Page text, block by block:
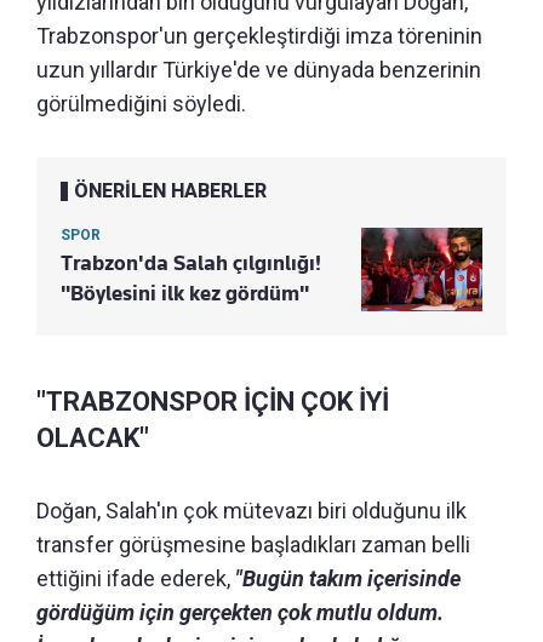
Trabzonspor'un gerçekleştirdiği imza töreninin
uzun yıllardır Türkiye'de ve dünyada benzerinin
görülmediğini söyledi.
ÖNERİLEN HABERLER
SPOR
Trabzon'da Salah çılgınlığı!
"Böylesini ilk kez gördüm"
"TRABZONSPOR İÇİN ÇOK İYİ
OLACAK"
Doğan, Salah'ın çok mütevazı biri olduğunu ilk
transfer görüşmesine başladıkları zaman belli
ettiğini ifade ederek, "Bugün takım içerisinde
gördüğüm için gerçekten çok mutlu oldum.